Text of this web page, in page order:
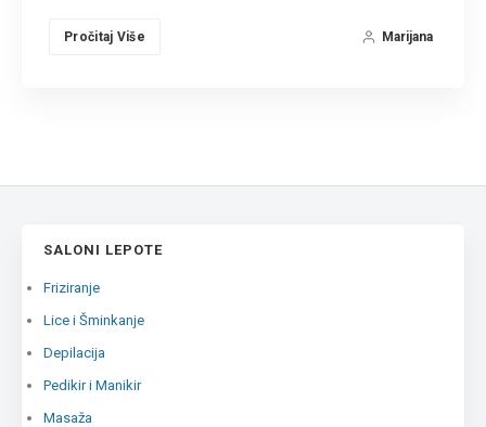
Pročitaj Više Marijana
SALONI LEPOTE
Friziranje
Lice i Šminkanje
Depilacija
Pedikir i Manikir
Masaža